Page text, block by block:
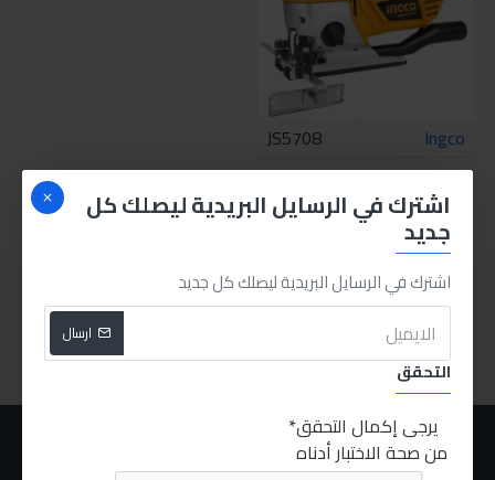
اشترك في الرسايل البريدية ليصلك كل
جديد
اشترك في الرسايل البريدية ليصلك كل جديد
ارسال
التحقق
يرجى إكمال التحقق
من صحة الاختبار أدناه
Ingco
JS5708
انجكو اركت 750وات
600.00LE
اشتري الان
You have reached the end of the list.